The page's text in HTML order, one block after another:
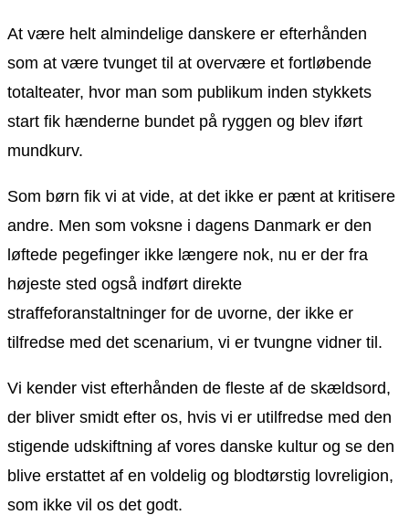
At være helt almindelige danskere er efterhånden
som at være tvunget til at overvære et fortløbende
totalteater, hvor man som publikum inden stykkets
start fik hænderne bundet på ryggen og blev iført
mundkurv.
Som børn fik vi at vide, at det ikke er pænt at kritisere
andre. Men som voksne i dagens Danmark er den
løftede pegefinger ikke længere nok, nu er der fra
højeste sted også indført direkte
straffeforanstaltninger for de uvorne, der ikke er
tilfredse med det scenarium, vi er tvungne vidner til.
Vi kender vist efterhånden de fleste af de skældsord,
der bliver smidt efter os, hvis vi er utilfredse med den
stigende udskiftning af vores danske kultur og se den
blive erstattet af en voldelig og blodtørstig lovreligion,
som ikke vil os det godt.